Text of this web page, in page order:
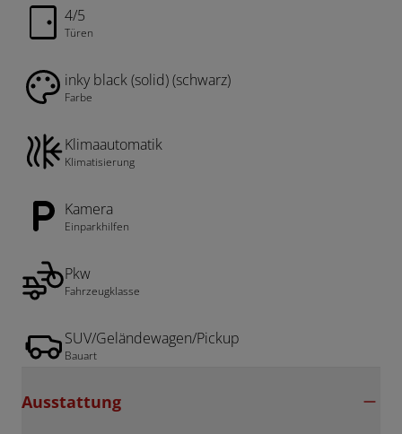
4/5
Türen
inky black (solid) (schwarz)
Farbe
Klimaautomatik
Klimatisierung
Kamera
Einparkhilfen
Pkw
Fahrzeugklasse
SUV/Geländewagen/Pickup
Bauart
Ausstattung